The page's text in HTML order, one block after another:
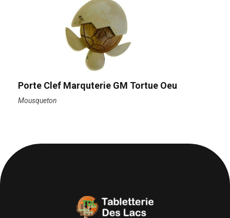
Porte Clef Marquterie GM Tortue Oeu
Mousqueton